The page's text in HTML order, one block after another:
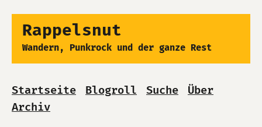
Rappelsnut
Wandern, Punkrock und der ganze Rest
Startseite Blogroll Suche
Über
Archiv